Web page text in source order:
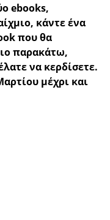
ebooks,
κάντε ένα
που θα
παρακάτω,
να κερδίσετε.
μέχρι και